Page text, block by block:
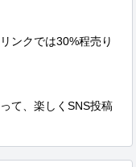
ンクでは30%程売り
て、楽しくSNS投稿